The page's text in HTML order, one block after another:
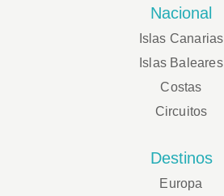
Nacional
Islas Canarias
Islas Baleares
Costas
Circuitos
Destinos
Europa